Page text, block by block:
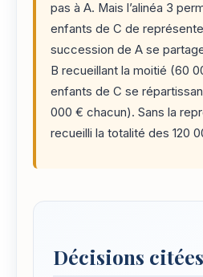
pas à A. Mais l’alinéa 3
enfants de C de
succession de A se
B recueillant la moitié (60
enfants de C se
000 € chacun). Sans la
recueilli la totalité des 120
Décisions citées